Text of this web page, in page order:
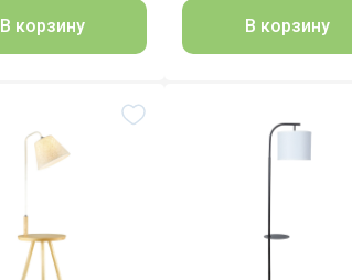
В корзину В корзину